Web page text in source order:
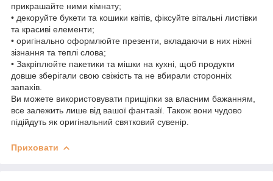
прикрашайте ними кімнату;
• декоруйте букети та кошики квітів, фіксуйте вітальні листівки
та красиві елементи;
• оригінально оформлюйте презенти, вкладаючи в них ніжні
зізнання та теплі слова;
• Закріплюйте пакетики та мішки на кухні, щоб продукти
довше зберігали свою свіжість та не вбирали сторонніх
запахів.
Ви можете використовувати прищіпки за власним бажанням,
все залежить лише від вашої фантазії. Також вони чудово
підійдуть як оригінальний святковий сувенір.
Приховати